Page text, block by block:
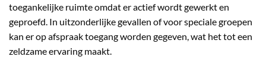
toegankelijke ruimte omdat er actief wordt gewerkt en
geproefd. In uitzonderlijke gevallen of voor speciale groepen
kan er op afspraak toegang worden gegeven, wat het tot een
zeldzame ervaring maakt.